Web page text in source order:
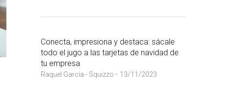
Conecta, impresiona y destaca: sácale
todo el jugo a las tarjetas de navidad de
tu empresa
Raquel García - Squizzo - 13/11/2023